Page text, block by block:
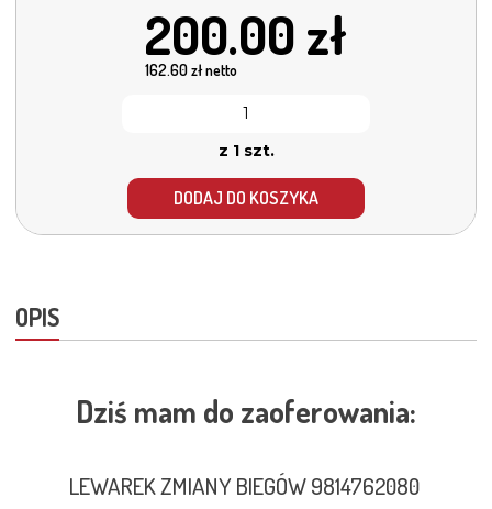
200.00 zł
162.60zł netto
z 1 szt.
DODAJ DO KOSZYKA
OPIS
Dziś mam do zaoferowania:
LEWAREK ZMIANY BIEGÓW 9814762080